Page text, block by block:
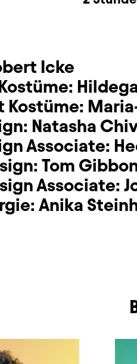
Icke
Natasha
Associate:
Tom
Associate:
Anika